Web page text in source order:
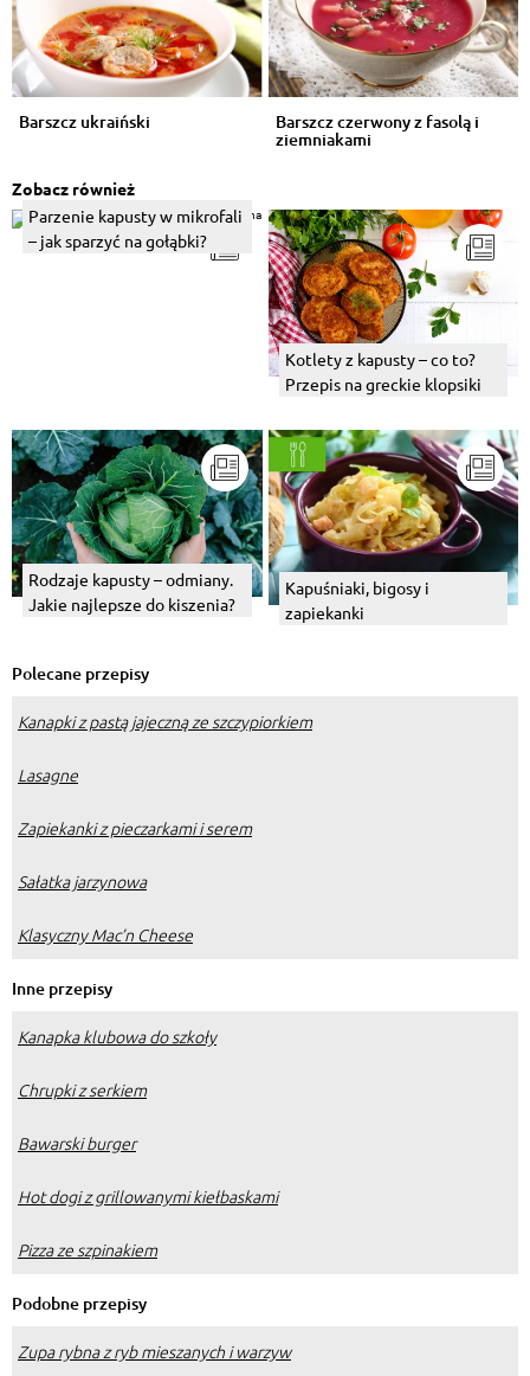
Barszcz ukraiński Barszcz czerwony z fasolą i
ziemniakami
Zobacz również
Parzenie kapusty w mikrofali
– jak sparzyć na gołąbki?
Kotlety z kapusty – co to?
Przepis na greckie klopsiki
Rodzaje kapusty – odmiany.
Jakie najlepsze do kiszenia?
Kapuśniaki, bigosy i
zapiekanki
Polecane przepisy
Kanapki z pastą jajeczną ze szczypiorkiem
Lasagne
Zapiekanki z pieczarkami i serem
Sałatka jarzynowa
Klasyczny Mac’n Cheese
Inne przepisy
Kanapka klubowa do szkoły
Chrupki z serkiem
Bawarski burger
Hot dogi z grillowanymi kiełbaskami
Pizza ze szpinakiem
Podobne przepisy
Zupa rybna z ryb mieszanych i warzyw